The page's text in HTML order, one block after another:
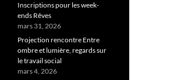
Inscriptions pour les week-
ends Rêves
mars 31, 2026
Projection rencontre Entre
ombre et lumière, regards sur
le travail social
mars 4, 2026